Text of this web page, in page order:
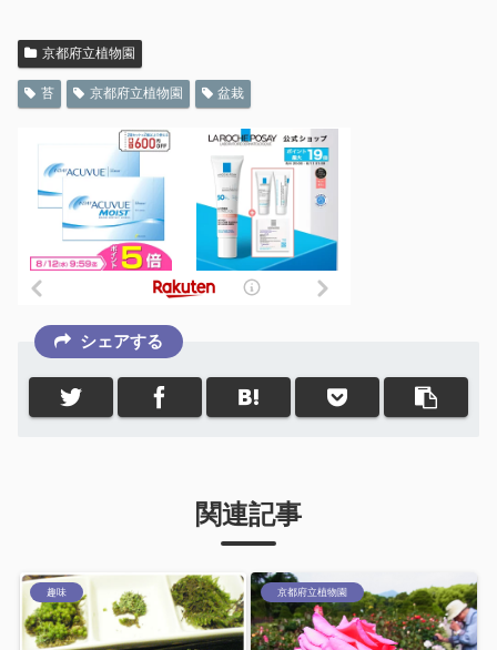
京都府立植物園
苔 京都府立植物園 盆栽
シェアする
関連記事
趣味 京都府立植物園